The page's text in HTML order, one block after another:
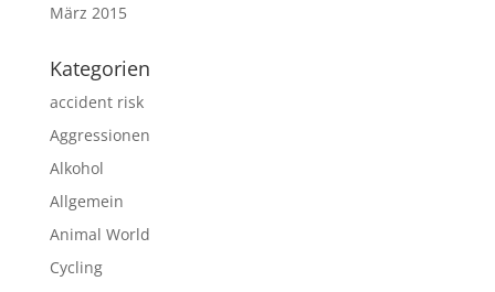
März 2015
Kategorien
accident risk
Aggressionen
Alkohol
Allgemein
Animal World
Cycling